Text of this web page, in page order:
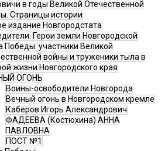
в годы Великой Отечественной
Страницы истории
издание Новгородстата
Герои земли Новгородской
Победы: участники Великой
войны и труженики тыла в
жизни Новгородского края
ОГОНЬ
Воины-освободители Новгорода
Вечный огонь в Новгородском кремле
Каберов Игорь Александрович
ФАДЕЕВА (Костюхина) АННА
ПАВЛОВНА
ПОСТ №1